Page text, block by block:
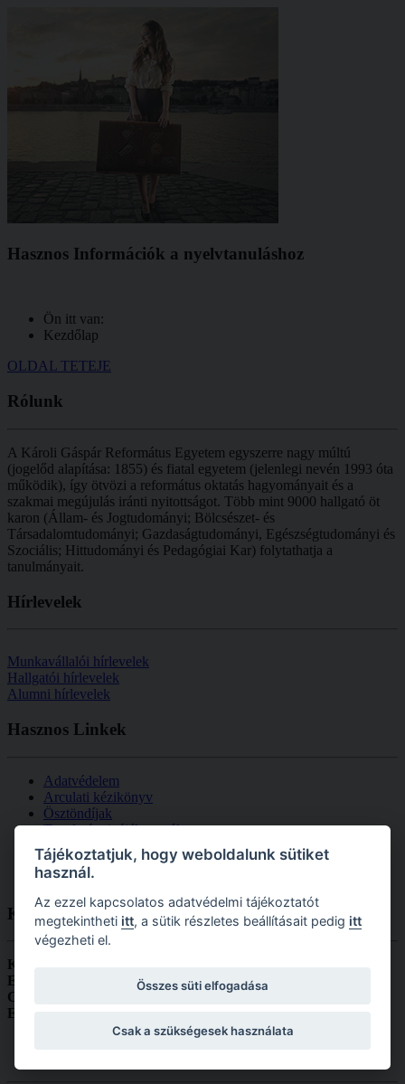
Hasznos Információk a nyelvtanuláshoz
Ön itt van:
Kezdőlap
OLDAL TETEJE
Rólunk
A Károli Gáspár Református Egyetem egyszerre nagy múltú
(jogelőd alapítása: 1855) és fiatal egyetem (jelenlegi nevén 1993 óta
működik), így ötvözi a református oktatás hagyományait és a
szakmai megújulás iránti nyitottságot. Több mint 9000 hallgató öt
karon (Állam- és Jogtudományi; Bölcsészet- és
Társadalomtudományi; Gazdaságtudományi, Egészségtudományi és
Szociális; Hittudományi és Pedagógiai Kar) folytathatja a
tanulmányait.
Hírlevelek
Munkavállalói hírlevelek
Hallgatói hírlevelek
Alumni hírlevelek
Hasznos Linkek
Adatvédelem
Arculati kézikönyv
Ösztöndíjak
Tanulmányi tájékoztatók
Letölthető nyomtatványok
Károli Egyetemi Lelkészség
Tanulmányi határidők GESZK
Kapcsolat
Károli Gáspár Református Egyetem, Gazdaságtudományi,
Egészségtudományi és Szociális Kar
Cím:
1131 Budapest, Reitter Ferenc utca 132.
Email:
Tájékoztatjuk, hogy weboldalunk sütiket
használ.
Az ezzel kapcsolatos adatvédelmi tájékoztatót
megtekintheti itt, a sütik részletes beállításait pedig itt
végezheti el.
Összes süti elfogadása
Csak a szükségesek használata